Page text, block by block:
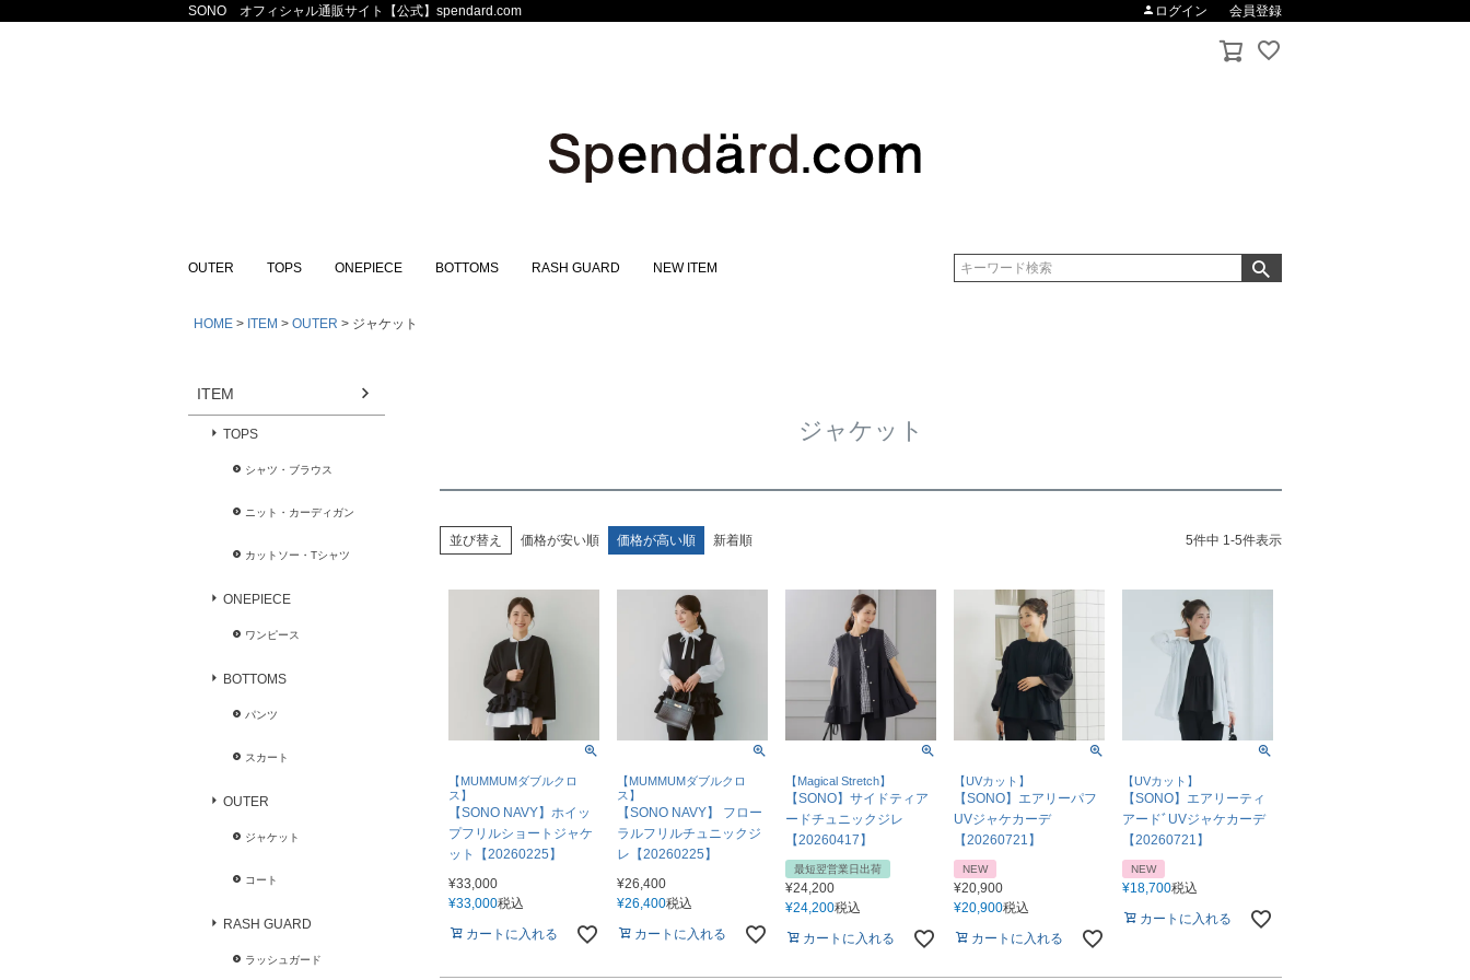
SONO オフィシャル通販サイト【公式】spendard.com ログイン 会員登録
OUTER TOPS ONEPIECE BOTTOMS RASH GUARD NEW ITEM
検索
HOME ITEM OUTER ジャケット
ITEM
TOPS
シャツ・ブラウス
ニット・カーディガン
カットソー・Tシャツ
ONEPIECE
ワンピース
BOTTOMS
パンツ
スカート
OUTER
ジャケット
コート
RASH GUARD
ラッシュガード
ジャケット
並び替え 価格が安い順 価格が高い順 新着順 5件中 1-5件表示
【MUMMUMダブルクロ
ス】
【SONO NAVY】ホイッ
プフリルショートジャケ
ット【20260225】
¥33,000
¥33,000税込
カートに入れる
【MUMMUMダブルクロ
ス】
【SONO NAVY】 フロー
ラルフリルチュニックジ
レ【20260225】
¥26,400
¥26,400税込
カートに入れる
【Magical Stretch】
【SONO】サイドティア
ードチュニックジレ
【20260417】
最短翌営業日出荷
¥24,200
¥24,200税込
カートに入れる
【UVカット】
【SONO】エアリーパフ
UVジャケカーデ
【20260721】
NEW
¥20,900
¥20,900税込
カートに入れる
【UVカット】
【SONO】エアリーティ
アードﾞUVジャケカーデ
【20260721】
NEW
¥18,700税込
カートに入れる